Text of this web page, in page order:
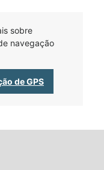
sobre
navegação
de GPS